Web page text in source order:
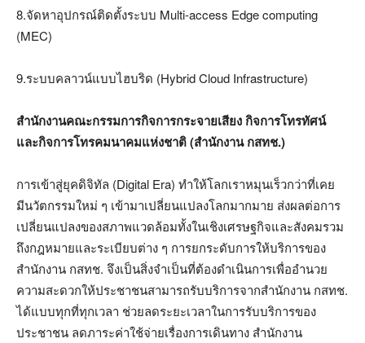
8.จัดหาอุปกรณ์ติดตั้งระบบ Multi-access Edge computing
(MEC)
9.ระบบคลาวน์แบบไฮบริด (Hybrid Cloud Infrastructure)
สำนักงานคณะกรรมการกิจการกระจายเสียง กิจการโทรทัศน์
และกิจการโทรคมนาคมแห่งชาติ (สำนักงาน กสทช.)
การเข้าสู่ยุคดิจิทัล (Digital Era) ทำให้โลกเราหมุนเร็วกว่าที่เคย
มีนวัตกรรมใหม่ ๆ เข้ามาเปลี่ยนแปลงโลกมากมาย ส่งผลต่อการ
เปลี่ยนแปลงของสภาพแวดล้อมทั้งในเชิงเศรษฐกิจและสังคมรวม
ถึงกฎหมายและระเบียบต่าง ๆ การยกระดับการให้บริการของ
สำนักงาน กสทช. จึงเป็นสิ่งจำเป็นที่ต้องดำเนินการเพื่ออำนวย
ความสะดวกให้ประชาชนสามารถรับบริการจากสำนักงาน กสทช.
ได้แบบทุกที่ทุกเวลา ช่วยลดระยะเวลาในการรับบริการของ
ประชาชน ลดภาระค่าใช้จ่ายเรื่องการเดินทาง สำนักงาน